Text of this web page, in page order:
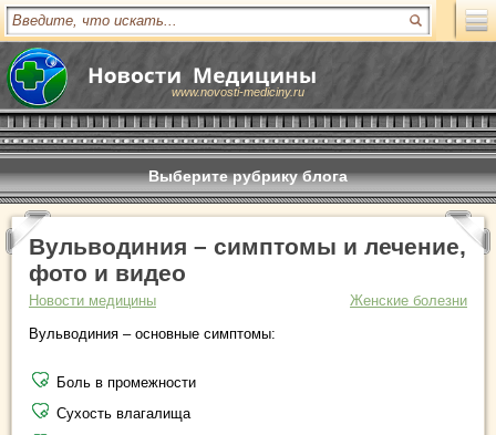
www.novosti-mediciny.ru
Выберите рубрику блога
Вульводиния – симптомы и лечение,
фото и видео
Новости медицины
Женские болезни
Вульводиния – основные симптомы:
Боль в промежности
Сухость влагалища